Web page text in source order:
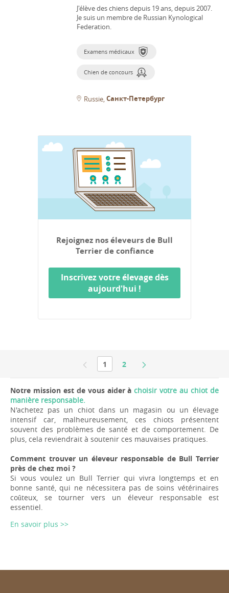
J'élève des chiens depuis 19 ans, depuis 2007.
Je suis un membre de Russian Kynological
Federation.
Examens médicaux
Chien de concours
Russie Санкт-Петербург
Rejoignez nos éleveurs de Bull
Terrier de confiance
Inscrivez votre élevage dès
aujourd'hui !
1 2
Notre mission est de vous aider àchoisir votre au chiot de
manière responsable.
N'achetez pas un chiot dans un magasin ou un élevage
intensif car, malheureusement, ces chiots présentent
souvent des problèmes de santé et de comportement. De
plus, cela reviendrait à soutenir ces mauvaises pratiques.
Comment trouver un éleveur responsable de Bull Terrier
près de chez moi ?
Si vous voulez un Bull Terrier qui vivra longtemps et en
bonne santé, qui ne nécessitera pas de soins vétérinaires
coûteux, se tourner vers un éleveur responsable est
essentiel.
En savoir plus >>